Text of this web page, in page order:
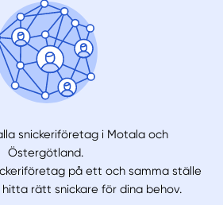
snickeriföretag i Motala och
Östergötland.
på ett och samma ställe
rätt snickare för dina behov.